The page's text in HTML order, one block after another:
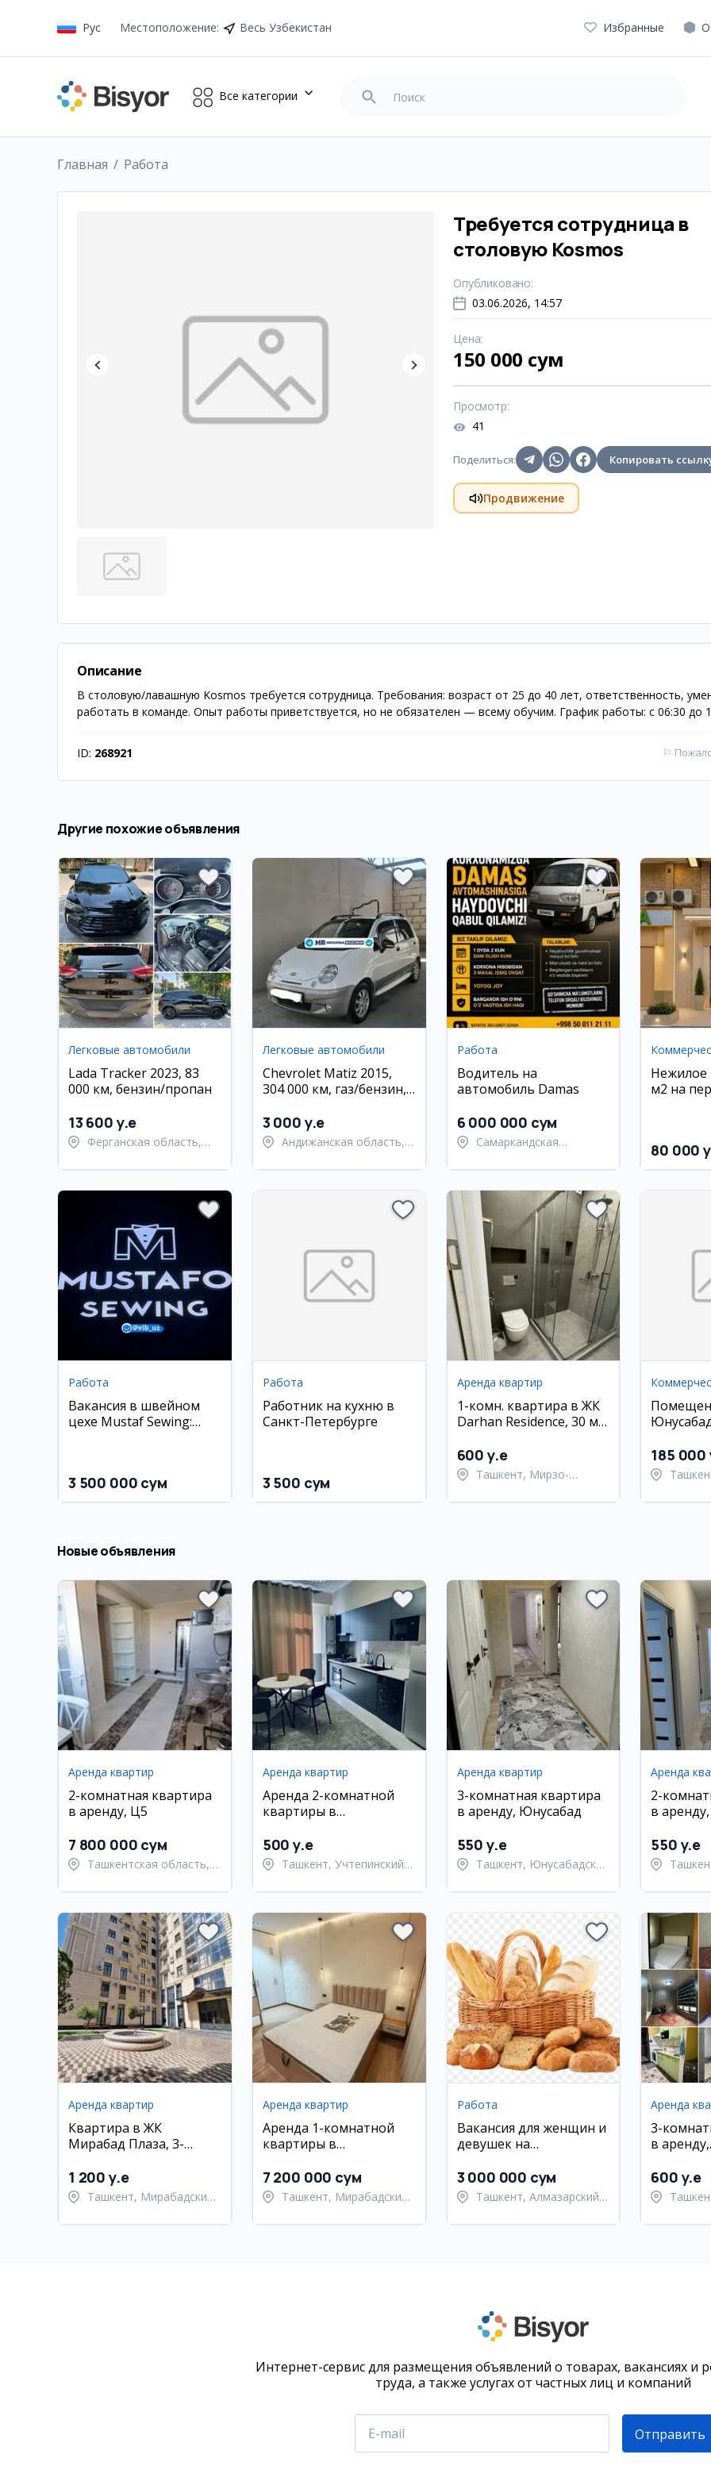
Рус Местоположение: Весь Узбекистан Избранные
Все категории
Главная Работа
Требуется сотрудница в
столовую Kosmos
Опубликовано:
03.06.2026, 14:57
Цена:
150 000 сум
Просмотр:
41
Поделиться: Копировать
Продвижение
Описание
В столовую/лавашную Kosmos требуется сотрудница. Требования: возраст от 25 до 40 лет, ответственность,
работать в команде. Опыт работы приветствуется, но не обязателен — всему обучим. График работы: с 06:30 до
ID: 268921 ⚐
Другие похожие объявления
Легковые автомобили
Lada Tracker 2023, 83
000 км, бензин/пропан
13 600 y.e
Ферганская область,
Легковые автомобили
Chevrolet Matiz 2015,
304 000 км, газ/бензин,
3 000 y.e
Андижанская область,
Работа
Водитель на
автомобиль Damas
6 000 000 сум
Самаркандская
Самаркандский район
Нежилое
м2 на
80 000
Работа
Вакансия в швейном
цехе Mustaf Sewing:
3 500 000 сум
Работа
Работник на кухню в
Санкт-Петербурге
3 500 сум
Аренда квартир
1-комн. квартира в ЖК
Darhan Residence, 30 м2,
600 y.e
Ташкент, Мирзо-
185 000
Новые объявления
Аренда квартир
2-комнатная квартира
в аренду, Ц5
7 800 000 сум
Ташкентская область,
Аренда квартир
Аренда 2-комнатной
квартиры в
500 y.e
Ташкент, Учтепинский
Аренда квартир
3-комнатная квартира
в аренду, Юнусабад
550 y.e
Ташкент, Юнусабадский
Аренда
2-
в
550 y.e
Аренда квартир
Квартира в ЖК
Мирабад Плаза, 3-
1 200 y.e
Ташкент, Мирабадский
Аренда квартир
Аренда 1-комнатной
квартиры в
7 200 000 сум
Ташкент, Мирабадский
Работа
Вакансия для женщин и
девушек на
хлебобулочных изделий
3 000 000 сум
Ташкент, Алмазарский
Аренда
3-
в аренду,
18 квартал
600 y.e
Интернет-сервис для размещения объявлений о товарах, вакансиях и
труда, а также услугах от частных лиц и компаний
Отправить